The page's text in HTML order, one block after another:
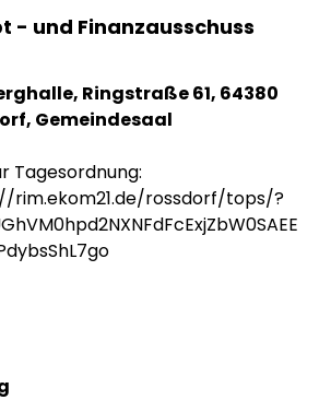
- und Finanzausschuss
Ringstraße 61, 64380
Gemeindesaal
Tagesordnung:
rim.ekom21.de/rossdorf/tops/?